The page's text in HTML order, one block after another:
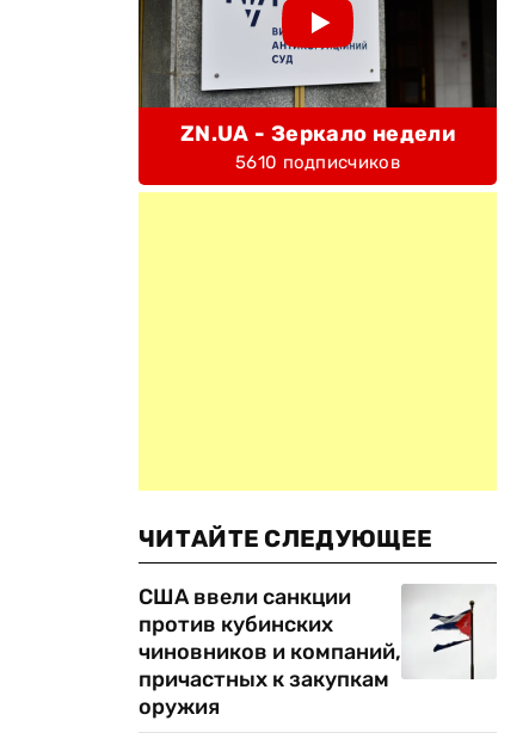
ZN.UA - Зеркало недели
5610 подписчиков
ЧИТАЙТЕ СЛЕДУЮЩЕЕ
США ввели санкции
против кубинских
чиновников и компаний,
причастных к закупкам
оружия